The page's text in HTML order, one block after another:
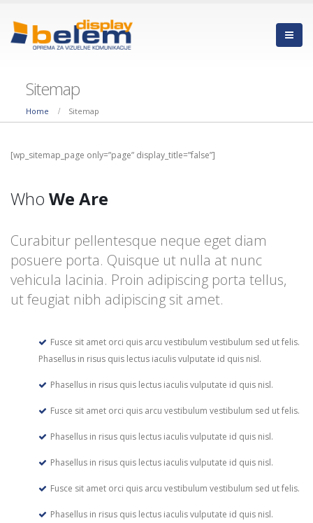
Sitemap
Home Sitemap
[wp_sitemap_page only=”page” display_title=”false”]
Who We Are
Curabitur pellentesque neque eget diam
posuere porta. Quisque ut nulla at nunc
vehicula lacinia. Proin adipiscing porta tellus,
ut feugiat nibh adipiscing sit amet.
Fusce sit amet orci quis arcu vestibulum vestibulum sed ut felis.
Phasellus in risus quis lectus iaculis vulputate id quis nisl.
Phasellus in risus quis lectus iaculis vulputate id quis nisl.
Fusce sit amet orci quis arcu vestibulum vestibulum sed ut felis.
Phasellus in risus quis lectus iaculis vulputate id quis nisl.
Phasellus in risus quis lectus iaculis vulputate id quis nisl.
Fusce sit amet orci quis arcu vestibulum vestibulum sed ut felis.
Phasellus in risus quis lectus iaculis vulputate id quis nisl.